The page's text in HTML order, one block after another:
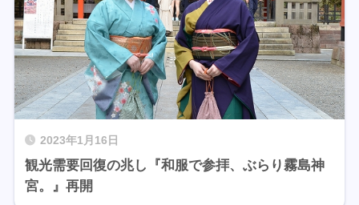
2023年1月16日
観光需要回復の兆し『和服で参拝、ぶらり霧島神
宮。』再開